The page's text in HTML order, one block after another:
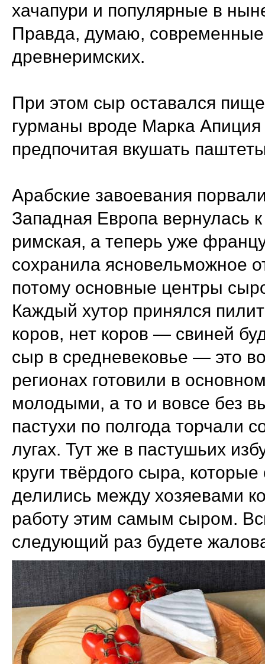
хачапури и популярные в
Правда, думаю, современные
древнеримских.
При этом сыр оставался
гурманы вроде Марка
предпочитая вкушать
Арабские завоевания
Западная Европа вернулась
римская, а теперь уже
сохранила ясновельможное
потому основные центры
Каждый хутор принялся
коров, нет коров — свиней
сыр в средневековье — это
регионах готовили в
молодыми, а то и вовсе без
пастухи по полгода торчали
лугах. Тут же в пастушьих
круги твёрдого сыра,
делились между хозяевами
работу этим самым сыром.
следующий раз будете